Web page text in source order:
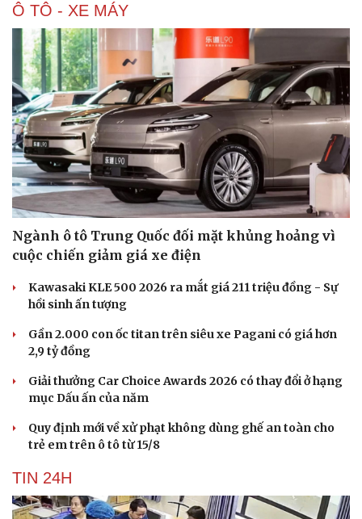
Ô TÔ - XE MÁY
Ngành ô tô Trung Quốc đối mặt khủng hoảng vì
cuộc chiến giảm giá xe điện
Kawasaki KLE 500 2026 ra mắt giá 211 triệu đồng - Sự
hồi sinh ấn tượng
Gần 2.000 con ốc titan trên siêu xe Pagani có giá hơn
2,9 tỷ đồng
Giải thưởng Car Choice Awards 2026 có thay đổi ở hạng
mục Dấu ấn của năm
Quy định mới về xử phạt không dùng ghế an toàn cho
trẻ em trên ô tô từ 15/8
TIN 24H